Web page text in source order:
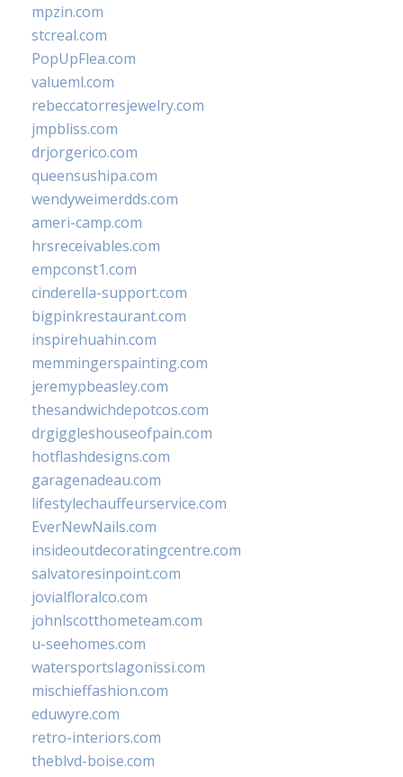
mpzin.com
stcreal.com
PopUpFlea.com
valueml.com
rebeccatorresjewelry.com
jmpbliss.com
drjorgerico.com
queensushipa.com
wendyweimerdds.com
ameri-camp.com
hrsreceivables.com
empconst1.com
cinderella-support.com
bigpinkrestaurant.com
inspirehuahin.com
memmingerspainting.com
jeremypbeasley.com
thesandwichdepotcos.com
drgiggleshouseofpain.com
hotflashdesigns.com
garagenadeau.com
lifestylechauffeurservice.com
EverNewNails.com
insideoutdecoratingcentre.com
salvatoresinpoint.com
jovialfloralco.com
johnlscotthometeam.com
u-seehomes.com
watersportslagonissi.com
mischieffashion.com
eduwyre.com
retro-interiors.com
theblvd-boise.com